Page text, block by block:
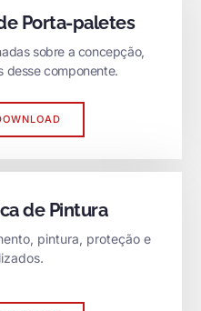
Porta-paletes
sobre a concepção,
desse componente.
de Pintura
pintura, proteção e